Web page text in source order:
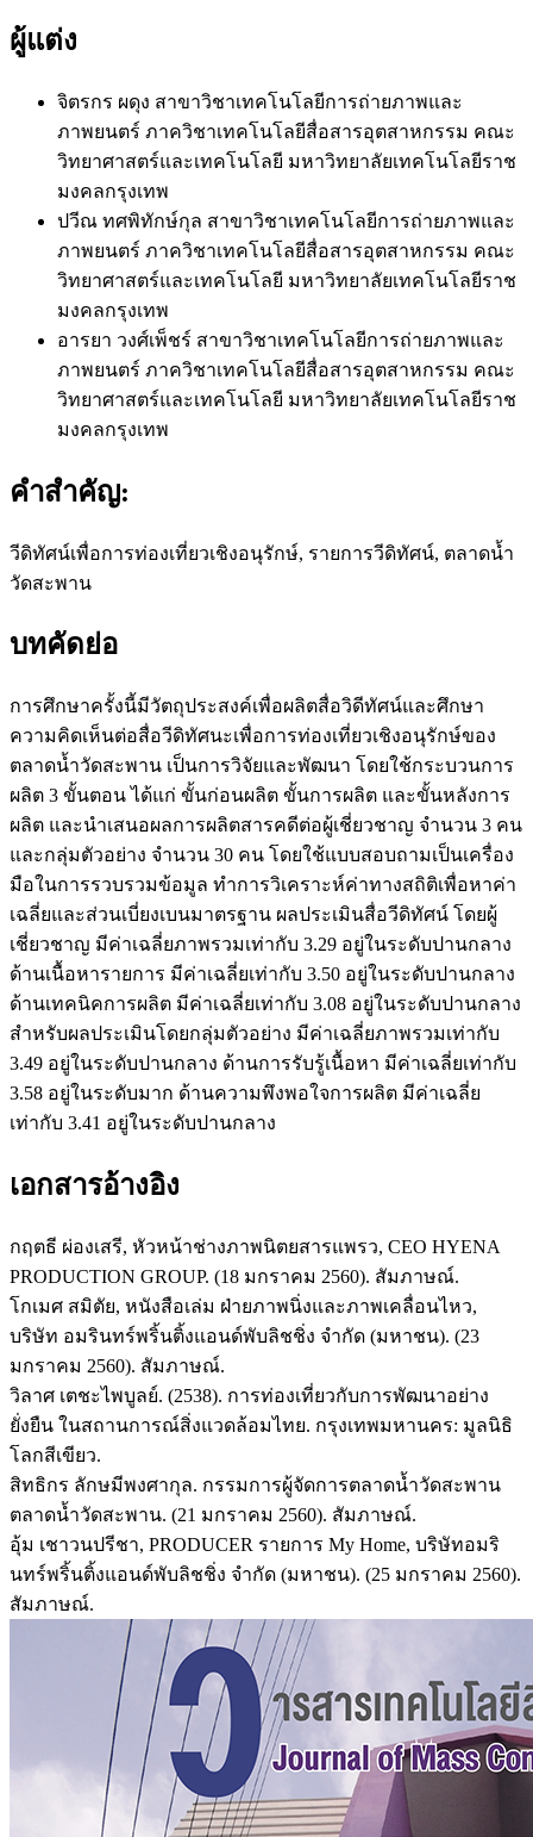
ผู้แต่ง
จิตรกร ผดุง สาขาวิชาเทคโนโลยีการถ่ายภาพและ
ภาพยนตร์ ภาควิชาเทคโนโลยีสื่อสารอุตสาหกรรม คณะ
วิทยาศาสตร์และเทคโนโลยี มหาวิทยาลัยเทคโนโลยีราช
มงคลกรุงเทพ
ปวีณ ทศพิทักษ์กุล สาขาวิชาเทคโนโลยีการถ่ายภาพและ
ภาพยนตร์ ภาควิชาเทคโนโลยีสื่อสารอุตสาหกรรม คณะ
วิทยาศาสตร์และเทคโนโลยี มหาวิทยาลัยเทคโนโลยีราช
มงคลกรุงเทพ
อารยา วงศ์เพ็ชร์ สาขาวิชาเทคโนโลยีการถ่ายภาพและ
ภาพยนตร์ ภาควิชาเทคโนโลยีสื่อสารอุตสาหกรรม คณะ
วิทยาศาสตร์และเทคโนโลยี มหาวิทยาลัยเทคโนโลยีราช
มงคลกรุงเทพ
คำสำคัญ:
วีดิทัศน์เพื่อการท่องเที่ยวเชิงอนุรักษ์, รายการวีดิทัศน์, ตลาดน้ำ
วัดสะพาน
บทคัดย่อ
การศึกษาครั้งนี้มีวัตถุประสงค์เพื่อผลิตสื่อวิดีทัศน์และศึกษา
ความคิดเห็นต่อสื่อวีดิทัศนะเพื่อการท่องเที่ยวเชิงอนุรักษ์ของ
ตลาดน้ำวัดสะพาน เป็นการวิจัยและพัฒนา โดยใช้กระบวนการ
ผลิต 3 ขั้นตอน ได้แก่ ขั้นก่อนผลิต ขั้นการผลิต และขั้นหลังการ
ผลิต และนำเสนอผลการผลิตสารคดีต่อผู้เชี่ยวชาญ จำนวน 3 คน
และกลุ่มตัวอย่าง จำนวน 30 คน โดยใช้แบบสอบถามเป็นเครื่อง
มือในการรวบรวมข้อมูล ทำการวิเคราะห์ค่าทางสถิติเพื่อหาค่า
เฉลี่ยและส่วนเบี่ยงเบนมาตรฐาน ผลประเมินสื่อวีดิทัศน์ โดยผู้
เชี่ยวชาญ มีค่าเฉลี่ยภาพรวมเท่ากับ 3.29 อยู่ในระดับปานกลาง
ด้านเนื้อหารายการ มีค่าเฉลี่ยเท่ากับ 3.50 อยู่ในระดับปานกลาง
ด้านเทคนิคการผลิต มีค่าเฉลี่ยเท่ากับ 3.08 อยู่ในระดับปานกลาง
สำหรับผลประเมินโดยกลุ่มตัวอย่าง มีค่าเฉลี่ยภาพรวมเท่ากับ
3.49 อยู่ในระดับปานกลาง ด้านการรับรู้เนื้อหา มีค่าเฉลี่ยเท่ากับ
3.58 อยู่ในระดับมาก ด้านความพึงพอใจการผลิต มีค่าเฉลี่ย
เท่ากับ 3.41 อยู่ในระดับปานกลาง
เอกสารอ้างอิง
กฤตธี ผ่องเสรี, หัวหน้าช่างภาพนิตยสารแพรว, CEO HYENA
PRODUCTION GROUP. (18 มกราคม 2560). สัมภาษณ์.
โกเมศ สมิตัย, หนังสือเล่ม ฝ่ายภาพนิ่งและภาพเคลื่อนไหว,
บริษัท อมรินทร์พริ้นติ้งแอนด์พับลิชชิ่ง จำกัด (มหาชน). (23
มกราคม 2560). สัมภาษณ์.
วิลาศ เตชะไพบูลย์. (2538). การท่องเที่ยวกับการพัฒนาอย่าง
ยั่งยืน ในสถานการณ์สิ่งแวดล้อมไทย. กรุงเทพมหานคร: มูลนิธิ
โลกสีเขียว.
สิทธิกร ลักษมีพงศากุล. กรรมการผู้จัดการตลาดน้ำวัดสะพาน
ตลาดน้ำวัดสะพาน. (21 มกราคม 2560). สัมภาษณ์.
อุ้ม เชาวนปรีชา, PRODUCER รายการ My Home, บริษัทอมริ
นทร์พริ้นติ้งแอนด์พับลิชชิ่ง จำกัด (มหาชน). (25 มกราคม 2560).
สัมภาษณ์.